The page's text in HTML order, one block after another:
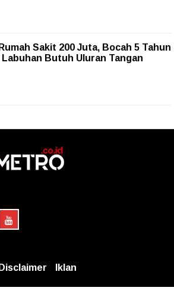
Sakit 200 Juta, Bocah 5 Tahun
Labuhan Butuh Uluran Tangan
Disclaimer Iklan